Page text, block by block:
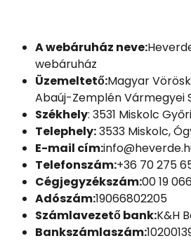
A webáruház neve:
webáruház
Üzemeltető:Magyar
Abaúj-Zemplén Vármegyei
Székhely: 3531 Miskolc
Telephely:3533 Miskolc,
E-mail cím:
Telefonszám:+36 70 275
Cégjegyzékszám:00 19
Adószám:19066802205
Számlavezető bank:K&H
Bankszámlaszám: